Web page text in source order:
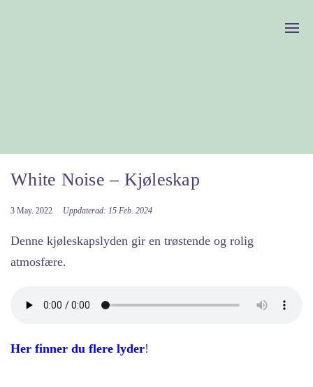
White Noise – Kjøleskap
3 May. 2022 Uppdaterad: 15 Feb. 2024
Denne kjøleskapslyden gir en trøstende og rolig
atmosfære.
Her finner du flere lyder!